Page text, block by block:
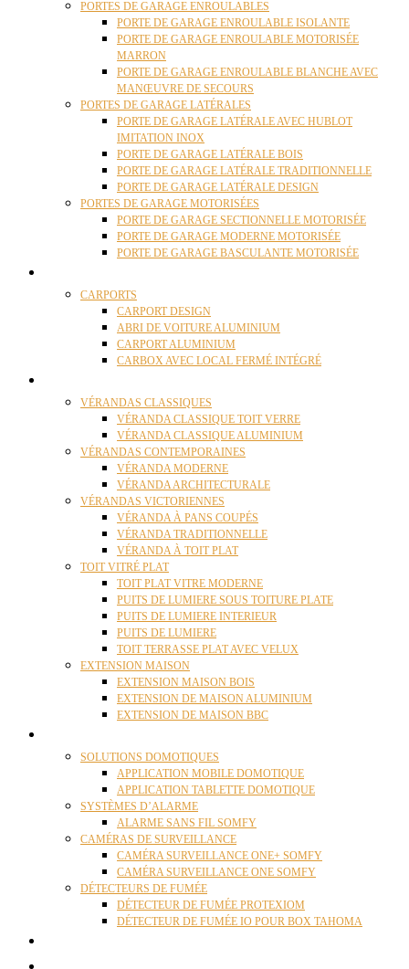
PORTES DE GARAGE ENROULABLES
PORTE DE GARAGE ENROULABLE ISOLANTE
PORTE DE GARAGE ENROULABLE MOTORISÉE
MARRON
PORTE DE GARAGE ENROULABLE BLANCHE AVEC
MANŒUVRE DE SECOURS
PORTES DE GARAGE LATÉRALES
PORTE DE GARAGE LATÉRALE AVEC HUBLOT
IMITATION INOX
PORTE DE GARAGE LATÉRALE BOIS
PORTE DE GARAGE LATÉRALE TRADITIONNELLE
PORTE DE GARAGE LATÉRALE DESIGN
PORTES DE GARAGE MOTORISÉES
PORTE DE GARAGE SECTIONNELLE MOTORISÉE
PORTE DE GARAGE MODERNE MOTORISÉE
PORTE DE GARAGE BASCULANTE MOTORISÉE
CARPORTS
CARPORT DESIGN
ABRI DE VOITURE ALUMINIUM
CARPORT ALUMINIUM
CARBOX AVEC LOCAL FERMÉ INTÉGRÉ
VÉRANDAS CLASSIQUES
VÉRANDA CLASSIQUE TOIT VERRE
VÉRANDA CLASSIQUE ALUMINIUM
VÉRANDAS CONTEMPORAINES
VÉRANDA MODERNE
VÉRANDA ARCHITECTURALE
VÉRANDAS VICTORIENNES
VÉRANDA À PANS COUPÉS
VÉRANDA TRADITIONNELLE
VÉRANDA À TOIT PLAT
TOIT VITRÉ PLAT
TOIT PLAT VITRE MODERNE
PUITS DE LUMIERE SOUS TOITURE PLATE
PUITS DE LUMIERE INTERIEUR
PUITS DE LUMIERE
TOIT TERRASSE PLAT AVEC VELUX
EXTENSION MAISON
EXTENSION MAISON BOIS
EXTENSION DE MAISON ALUMINIUM
EXTENSION DE MAISON BBC
SOLUTIONS DOMOTIQUES
APPLICATION MOBILE DOMOTIQUE
APPLICATION TABLETTE DOMOTIQUE
SYSTÈMES D’ALARME
ALARME SANS FIL SOMFY
CAMÉRAS DE SURVEILLANCE
CAMÉRA SURVEILLANCE ONE+ SOMFY
CAMÉRA SURVEILLANCE ONE SOMFY
DÉTECTEURS DE FUMÉE
DÉTECTEUR DE FUMÉE PROTEXIOM
DÉTECTEUR DE FUMÉE IO POUR BOX TAHOMA